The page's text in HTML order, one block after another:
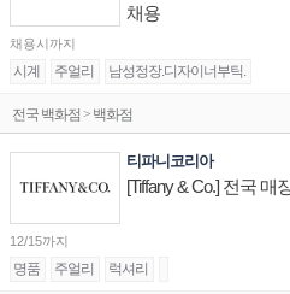
채용
채용시까지
시계 주얼리 남성정장.디자이너부틱.
전국 백화점 > 백화점
티파니코리아
[Tiffany & Co.] 전국
12/15까지
명품 주얼리 럭셔리